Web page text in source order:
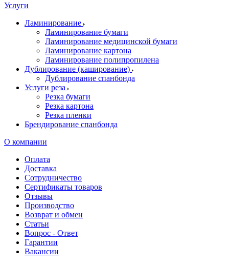
Услуги
Ламинирование
Ламинирование бумаги
Ламинирование медицинской бумаги
Ламинирование картона
Ламинирование полипропилена
Дублирование (каширование)
Дублирование спанбонда
Услуги реза
Резка бумаги
Резка картона
Резка пленки
Брендирование спанбонда
О компании
Оплата
Доставка
Сотрудничество
Сертификаты товаров
Отзывы
Производство
Возврат и обмен
Статьи
Вопрос - Ответ
Гарантии
Вакансии